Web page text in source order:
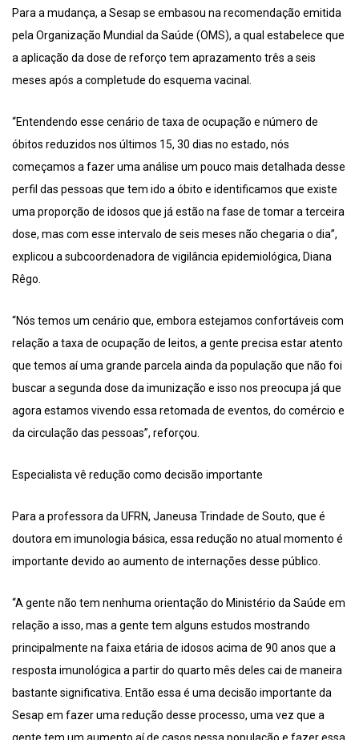
Para a mudança, a Sesap se embasou na recomendação emitida
pela Organização Mundial da Saúde (OMS), a qual estabelece que
a aplicação da dose de reforço tem aprazamento três a seis
meses após a completude do esquema vacinal.
“Entendendo esse cenário de taxa de ocupação e número de
óbitos reduzidos nos últimos 15, 30 dias no estado, nós
começamos a fazer uma análise um pouco mais detalhada desse
perfil das pessoas que tem ido a óbito e identificamos que existe
uma proporção de idosos que já estão na fase de tomar a terceira
dose, mas com esse intervalo de seis meses não chegaria o dia”,
explicou a subcoordenadora de vigilância epidemiológica, Diana
Rêgo.
“Nós temos um cenário que, embora estejamos confortáveis com
relação a taxa de ocupação de leitos, a gente precisa estar atento
que temos aí uma grande parcela ainda da população que não foi
buscar a segunda dose da imunização e isso nos preocupa já que
agora estamos vivendo essa retomada de eventos, do comércio e
da circulação das pessoas”, reforçou.
Especialista vê redução como decisão importante
Para a professora da UFRN, Janeusa Trindade de Souto, que é
doutora em imunologia básica, essa redução no atual momento é
importante devido ao aumento de internações desse público.
“A gente não tem nenhuma orientação do Ministério da Saúde em
relação a isso, mas a gente tem alguns estudos mostrando
principalmente na faixa etária de idosos acima de 90 anos que a
resposta imunológica a partir do quarto mês deles cai de maneira
bastante significativa. Então essa é uma decisão importante da
Sesap em fazer uma redução desse processo, uma vez que a